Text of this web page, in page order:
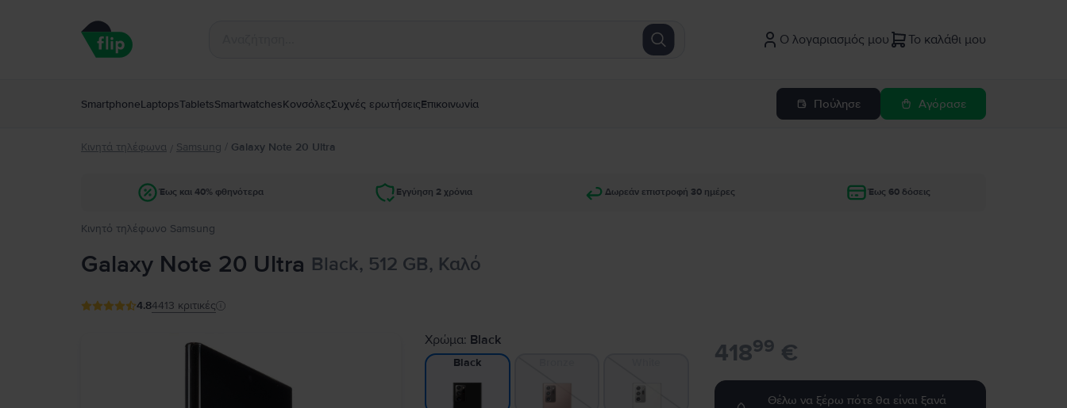
Ο λογαριασμός μου Το καλάθι μου
SmartphoneLaptopsTabletsSmartwatchesΚονσόλεςΣυχνές ερωτήσειςΕπικοινωνία Πούλησε Αγόρασε
Κινητά τηλέφωνα / Samsung / Galaxy Note 20 Ultra
Έως και 40% φθηνότερα Εγγύηση 2 χρόνια Δωρεάν επιστροφή 30 ημέρες Έως 60 δόσεις
Κινητό τηλέφωνο Samsung
Galaxy Note 20 Ultra Black, 512 GB, Καλό
4.84413 κριτικές
Χρώμα: Black
Black 41899 €
Θέλω να ξέρω πότε θα είναι ξανά